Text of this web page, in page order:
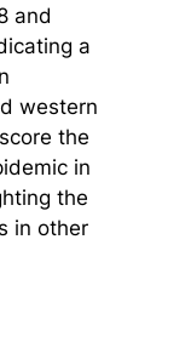
and
a
western
the
in
the
in other